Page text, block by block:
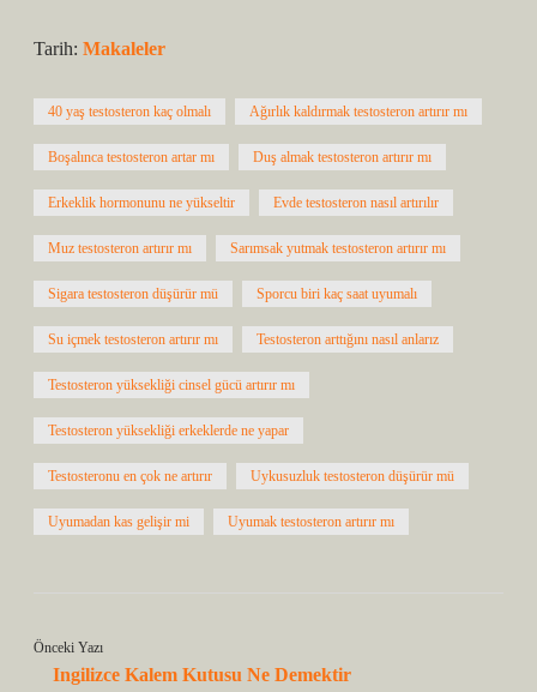
Tarih: Makaleler
40 yaş testosteron kaç olmalı Ağırlık kaldırmak testosteron artırır mı
Boşalınca testosteron artar mı Duş almak testosteron artırır mı
Erkeklik hormonunu ne yükseltir Evde testosteron nasıl artırılır
Muz testosteron artırır mı Sarımsak yutmak testosteron artırır mı
Sigara testosteron düşürür mü Sporcu biri kaç saat uyumalı
Su içmek testosteron artırır mı Testosteron arttığını nasıl anlarız
Testosteron yüksekliği cinsel gücü artırır mı
Testosteron yüksekliği erkeklerde ne yapar
Testosteronu en çok ne artırır Uykusuzluk testosteron düşürür mü
Uyumadan kas gelişir mi Uyumak testosteron artırır mı
Önceki Yazı
Ingilizce Kalem Kutusu Ne Demektir